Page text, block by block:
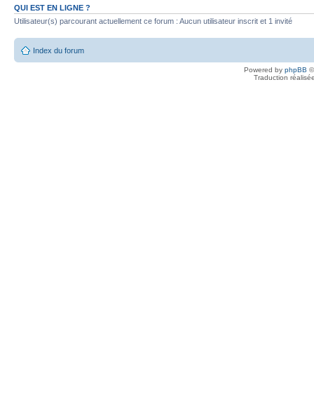
QUI EST EN LIGNE ?
Utilisateur(s) parcourant actuellement ce forum : Aucun utilisateur inscrit et 1 invité
Index du forum
Powered by phpBB
Traduction